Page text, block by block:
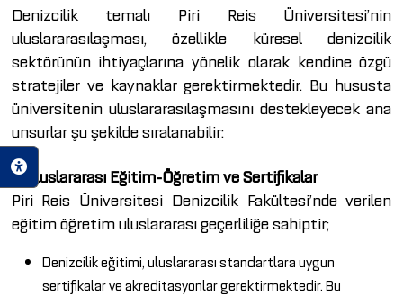
Denizcilik temalı Piri Reis Üniversitesi’nin
uluslararasılaşması, özellikle küresel denizcilik
sektörünün ihtiyaçlarına yönelik olarak kendine özgü
stratejiler ve kaynaklar gerektirmektedir. Bu hususta
üniversitenin uluslararasılaşmasını destekleyecek ana
unsurlar şu şekilde sıralanabilir:
1. Uluslararası Eğitim-Öğretim ve Sertifikalar
Piri Reis Üniversitesi Denizcilik Fakültesi’nde verilen
eğitim öğretim uluslararası geçerliliğe sahiptir;
Denizcilik eğitimi, uluslararası standartlara uygun
sertifikalar ve akreditasyonlar gerektirmektedir. Bu